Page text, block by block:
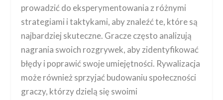
prowadzić do eksperymentowania z różnymi
strategiami i taktykami, aby znaleźć te, które są
najbardziej skuteczne. Gracze często analizują
nagrania swoich rozgrywek, aby zidentyfikować
błędy i poprawić swoje umiejętności. Rywalizacja
może również sprzyjać budowaniu społeczności
graczy, którzy dzielą się swoimi